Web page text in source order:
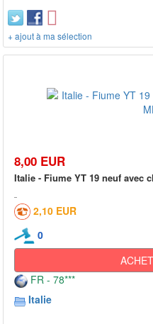
+ ajout à ma sélection
8,00 EUR
Italie - Fiume YT 19 neuf avec
2,10 EUR
0
FR - 78***
Italie